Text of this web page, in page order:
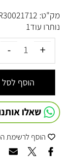
מק"ט:
נותרו עוד1
הוסף לסל
שאלו
הוסף לרשימת